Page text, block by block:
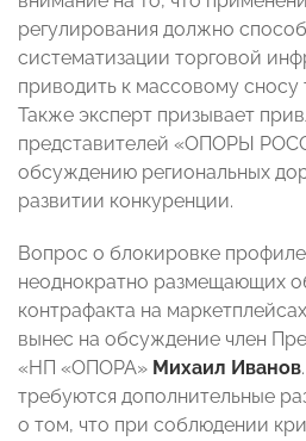
регулирования должно
систематизации торговой
приводить к массовому сносу
Также эксперт призывает
представителей «ОПОРЫ
обсуждению региональных
развитии конкуренции.
Вопрос о блокировке
неоднократно размещающих
контрафакта на
вынес на обсуждение член
«НП «ОПОРА» Михаил Иванов
требуются дополнительные
о том, что при соблюдении